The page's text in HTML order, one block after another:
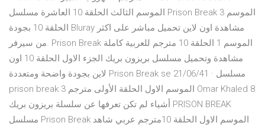
الموسم الثالث الحلقة 10 العاشرة مسلسل Prison Break الموسم 3
الحلقة 10 بجودة Bluray مشاهدة اون لاين تحميل مباشر على اكثر
من سيرفر. Prison Break الموسم 1 الحلقة 10 مترجم للعربية كاملة
مشاهدة وتحميل مسلسل بريزون بريك الجزء الاول الحلقة 10 اون
لاين بجودة واضحة ومتعددة Prison Break se 21/06/41 · مسلسل
prison break الموسم الاول الحلقة الأولى مترجم 3 Omar Khaled 8
أشياء لم تكن تعرفها عن سلسلة بريزون بريك PRISON BREAK
مسلسل Prison Break الموسم الاول الحلقة 10مترجم عربي شاهد